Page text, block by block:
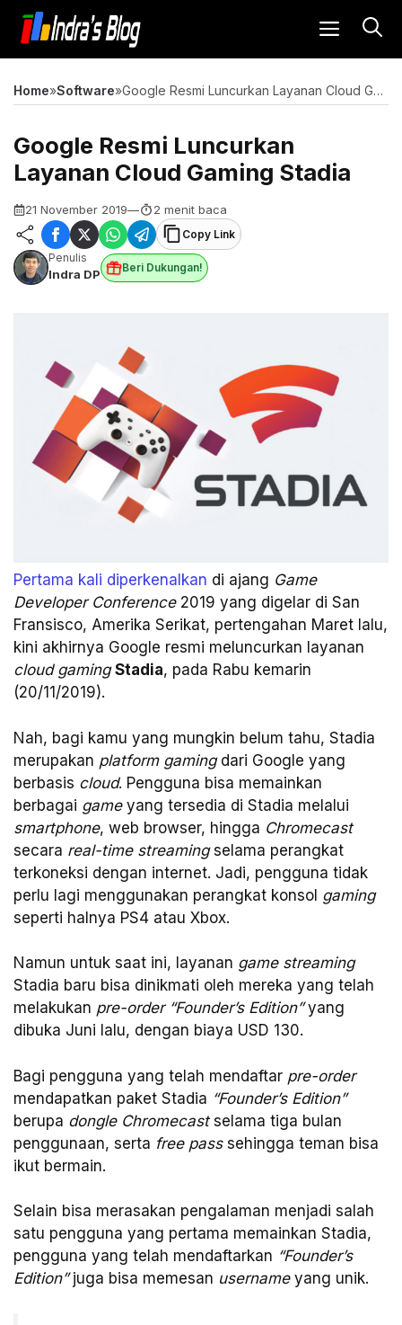
Langsung
isi
MENU
Home»Software» Google Resmi Luncurkan Layanan Cloud Gaming Stadia
Google Resmi Luncurkan
Layanan Cloud Gaming Stadia
21 November 2019— 2 menit baca
Copy Link
Penulis
Indra DP Beri Dukungan!
Pertama kali diperkenalkan di ajang Game
Developer Conference2019 yang digelar di San
Fransisco, Amerika Serikat, pertengahan Maret lalu,
kini akhirnya Google resmi meluncurkan layanan
cloud gaming Stadia, pada Rabu kemarin
(20/11/2019).
Nah, bagi kamu yang mungkin belum tahu, Stadia
merupakan platform gamingdari Google yang
berbasis cloud. Pengguna bisa memainkan
berbagai game yang tersedia di Stadia melalui
smartphone, web browser, hingga Chromecast
secara real-time streamingselama perangkat
terkoneksi dengan internet. Jadi, pengguna tidak
perlu lagi menggunakan perangkat konsol gaming
seperti halnya PS4 atau Xbox.
Namun untuk saat ini, layanan game streaming
Stadia baru bisa dinikmati oleh mereka yang telah
melakukan pre-order “Founder’s Edition”yang
dibuka Juni lalu, dengan biaya USD 130.
Bagi pengguna yang telah mendaftar pre-order
mendapatkan paket Stadia “Founder’s Edition”
berupa dongle Chromecast selama tiga bulan
penggunaan, serta free pass sehingga teman bisa
ikut bermain.
Selain bisa merasakan pengalaman menjadi salah
satu pengguna yang pertama memainkan Stadia,
pengguna yang telah mendaftarkan “Founder’s
Edition”juga bisa memesan username yang unik.